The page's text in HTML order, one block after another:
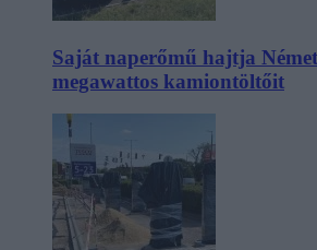
Saját naperőmű hajtja
megawattos kamiontöltőit